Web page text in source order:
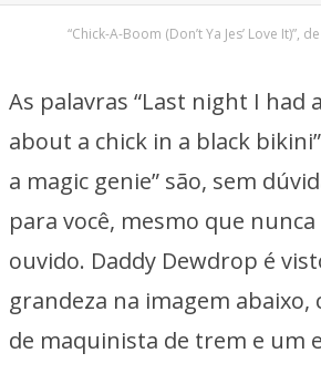
“Chick-A-Boom (Don’t Ya Jes’ Love It)”,
As palavras “Last night I had
about a chick in a black
a magic genie” são, sem
para você, mesmo que
ouvido. Daddy Dewdrop é
grandeza na imagem abaixo,
de maquinista de trem e um